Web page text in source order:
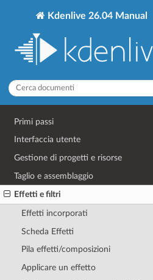
Kdenlive 26.04 Manual
Primi passi
Interfaccia utente
Gestione di progetti e risorse
Taglio e assemblaggio
Effetti e filtri
Effetti incorporati
Scheda Effetti
Pila effetti/composizioni
Applicare un effetto